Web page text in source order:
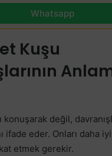
Whatsapp
Kuşu
konuşarak değil,
ifade eder. Onları daha
etmek gerekir.